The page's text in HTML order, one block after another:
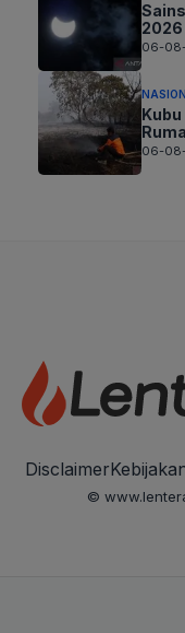
2026
06-
06-
Disclaimer
©